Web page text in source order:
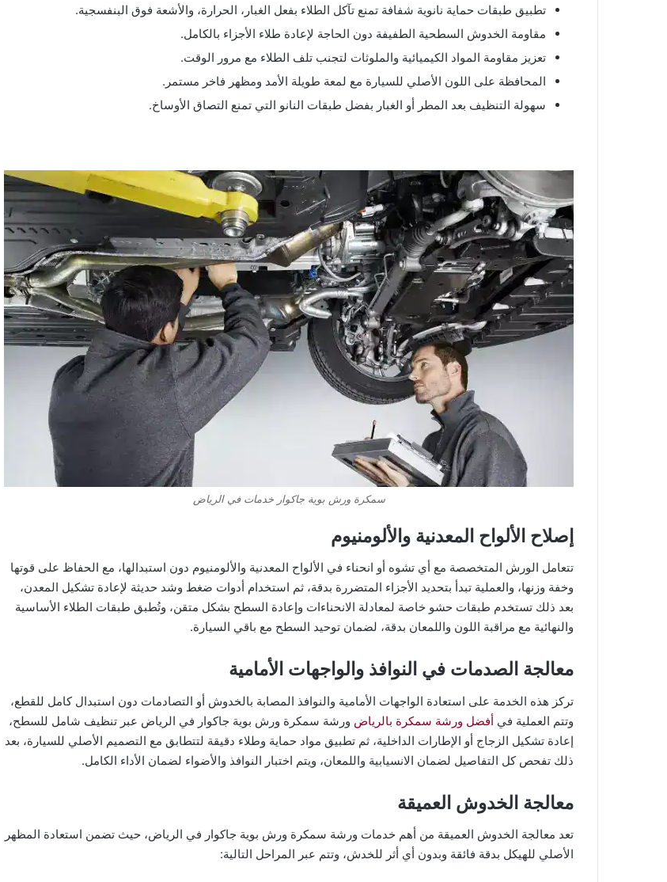
تطبيق طبقات حماية نانوية شفافة تمنع تآكل الطلاء بفعل الغبار، الحرارة، والأشعة فوق البنفسجية.
مقاومة الخدوش السطحية الطفيفة دون الحاجة لإعادة طلاء الأجزاء بالكامل.
تعزيز مقاومة المواد الكيميائية والملوثات لتجنب تلف الطلاء مع مرور الوقت.
المحافظة على اللون الأصلي للسيارة مع لمعة طويلة الأمد ومظهر فاخر مستمر.
سهولة التنظيف بعد المطر أو الغبار بفضل طبقات النانو التي تمنع التصاق الأوساخ.
سمكرة ورش بوية جاكوار خدمات في الرياض
إصلاح الألواح المعدنية والألومنيوم
تتعامل الورش المتخصصة مع أي تشوه أو انحناء في الألواح المعدنية والألومنيوم دون استبدالها، مع الحفاظ على قوتها
وخفة وزنها، والعملية تبدأ بتحديد الأجزاء المتضررة بدقة، ثم استخدام أدوات ضغط وشد حديثة لإعادة تشكيل المعدن،
بعد ذلك تستخدم طبقات حشو خاصة لمعادلة الانحناءات وإعادة السطح بشكل متقن، وتُطبق طبقات الطلاء الأساسية
والنهائية مع مراقبة اللون واللمعان بدقة، لضمان توحيد السطح مع باقي السيارة.
معالجة الصدمات في النوافذ والواجهات الأمامية
تركز هذه الخدمة على استعادة الواجهات الأمامية والنوافذ المصابة بالخدوش أو التصادمات دون استبدال كامل للقطع،
وتتم العملية في أفضل ورشة سمكرة بالرياض ورشة سمكرة ورش بوية جاكوار في الرياض عبر تنظيف شامل للسطح،
إعادة تشكيل الزجاج أو الإطارات الداخلية، ثم تطبيق مواد حماية وطلاء دقيقة لتتطابق مع التصميم الأصلي للسيارة، بعد
ذلك تفحص كل التفاصيل لضمان الانسيابية واللمعان، ويتم اختبار النوافذ والأضواء لضمان الأداء الكامل.
معالجة الخدوش العميقة
تعد معالجة الخدوش العميقة من أهم خدمات ورشة سمكرة ورش بوية جاكوار في الرياض، حيث تضمن استعادة المظهر
الأصلي للهيكل بدقة فائقة وبدون أي أثر للخدش، وتتم عبر المراحل التالية: